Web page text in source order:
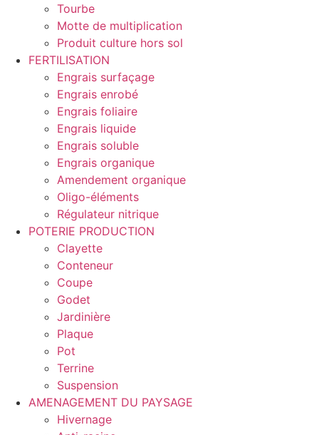
Tourbe
Motte de multiplication
Produit culture hors sol
FERTILISATION
Engrais surfaçage
Engrais enrobé
Engrais foliaire
Engrais liquide
Engrais soluble
Engrais organique
Amendement organique
Oligo-éléments
Régulateur nitrique
POTERIE PRODUCTION
Clayette
Conteneur
Coupe
Godet
Jardinière
Plaque
Pot
Terrine
Suspension
AMENAGEMENT DU PAYSAGE
Hivernage